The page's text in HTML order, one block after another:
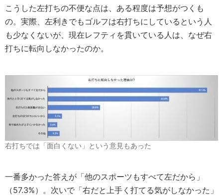
こうした左打ちの不便な点は、ある程度は予想がつくも
の。実際、左利きでもゴルフは右打ちにしているという人
も少なくないが、現在レフティを貫いている人は、なぜ右
打ちに転向しなかったのか。
右打ちでは「面白くない」という意見もあった
一番多かった答えが「他のスポーツもすべて左だから」
（57.3%）。次いで「右だと上手く打てる気がしなかった」